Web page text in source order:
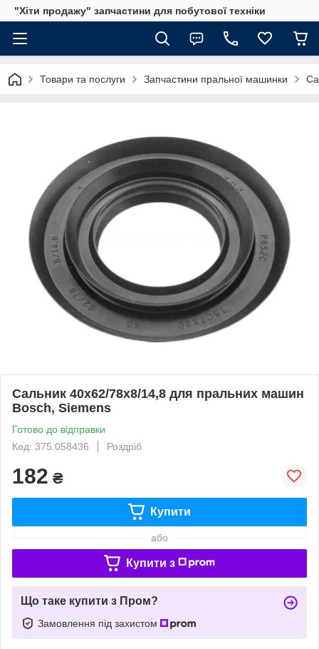
"Хіти продажу" запчастини для побутової техніки
Товари та послуги Запчастини пральної машинки
Сальник 40x62/78x8/14,8 для пральних машин
Bosch, Siemens
Готово до відправки
Код: 375.058436
Роздріб
182 ₴
Купити
або
Купити з
Що таке купити з Пром?
Замовлення під захистом